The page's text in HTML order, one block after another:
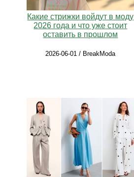
Какие стрижки войдут в моду
2026 года и что уже стоит
оставить в прошлом
2026-06-01 / BreakModa